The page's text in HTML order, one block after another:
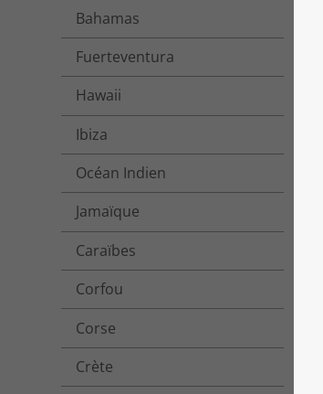
Bahamas
Fuerteventura
Hawaii
Ibiza
Océan Indien
Jamaïque
Caraïbes
Corfou
Corse
Crète